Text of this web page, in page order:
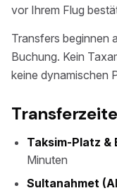
vor Ihrem Flug
Transfers beginnen
Buchung. Kein
keine dynamischen
Taksim-Platz &
Minuten
Sultanahmet